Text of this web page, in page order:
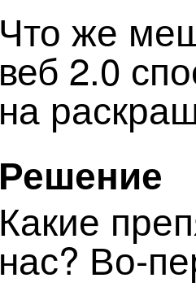
Что же
веб 2.0
на
Решение
Какие
нас? Во-